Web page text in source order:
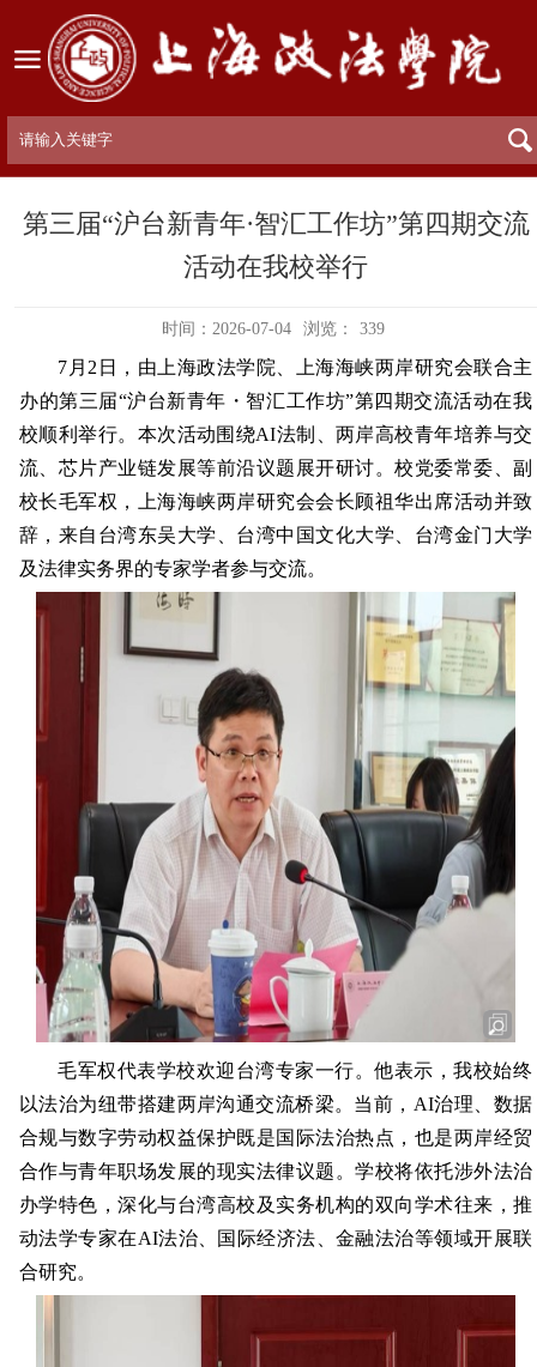
第三届“沪台新青年·智汇工作坊”第四期交流
活动在我校举行
时间：2026-07-04 浏览： 339
7月2日，由上海政法学院、上海海峡两岸研究会联合主
办的第三届“沪台新青年・智汇工作坊”第四期交流活动在我
校顺利举行。本次活动围绕AI法制、两岸高校青年培养与交
流、芯片产业链发展等前沿议题展开研讨。校党委常委、副
校长毛军权，上海海峡两岸研究会会长顾祖华出席活动并致
辞，来自台湾东吴大学、台湾中国文化大学、台湾金门大学
及法律实务界的专家学者参与交流。
毛军权代表学校欢迎台湾专家一行。他表示，我校始终
以法治为纽带搭建两岸沟通交流桥梁。当前，AI治理、数据
合规与数字劳动权益保护既是国际法治热点，也是两岸经贸
合作与青年职场发展的现实法律议题。学校将依托涉外法治
办学特色，深化与台湾高校及实务机构的双向学术往来，推
动法学专家在AI法治、国际经济法、金融法治等领域开展联
合研究。